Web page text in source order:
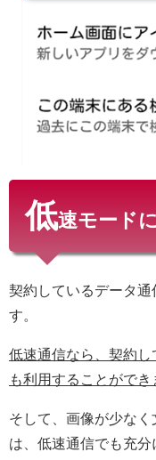
低速モード
契約しているデータ
す。
低速通信なら、契約
も利用することができ
そして、画像が少な
は、低速通信でも充分